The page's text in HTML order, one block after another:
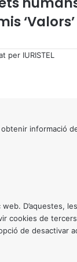
‘Valors’
per IURISTEL
informació
D’aquestes,
cookies de
de